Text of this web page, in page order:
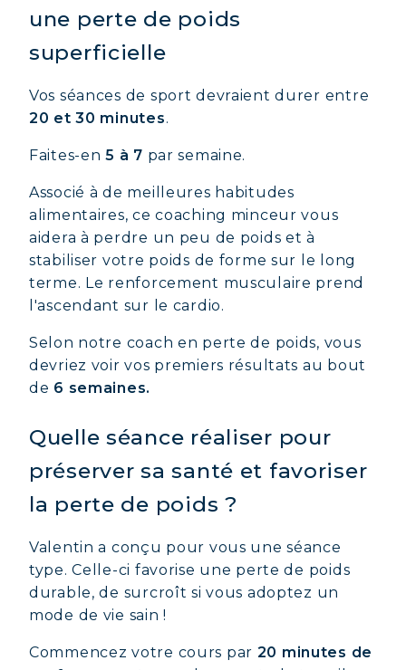
une perte de poids
superficielle
Vos séances de sport devraient durer entre
20 et 30 minutes.
Faites-en5 à 7 par semaine.
Associé à de meilleures habitudes
alimentaires, ce coaching minceur vous
aidera à perdre un peu de poids et à
stabiliser votre poids de forme sur le long
terme. Le renforcement musculaire prend
l'ascendant sur le cardio.
Selon notre coach en perte de poids, vous
devriez voir vos premiers résultats au bout
de 6 semaines.
Quelle séance réaliser pour
préserver sa santé et favoriser
la perte de poids ?
Valentin a conçu pour vous une séance
type. Celle-ci favorise une perte de poids
durable, de surcroît si vous adoptez un
mode de vie sain !
Commencez votre cours par 20 minutes de